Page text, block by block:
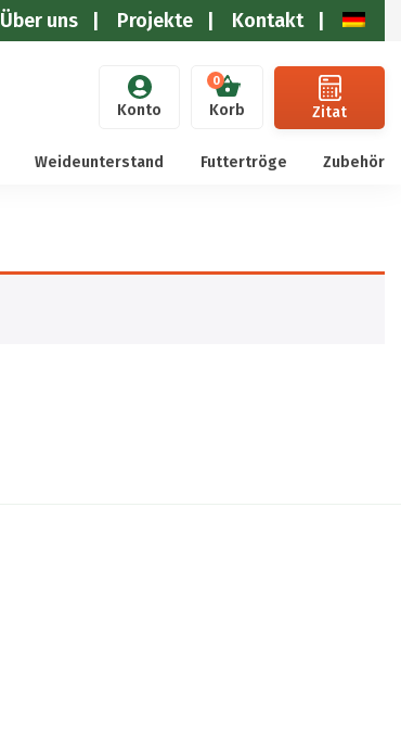
Über uns Projekte Kontakt
Konto
0
Zitat
Weideunterstand Futtertröge Zubehör